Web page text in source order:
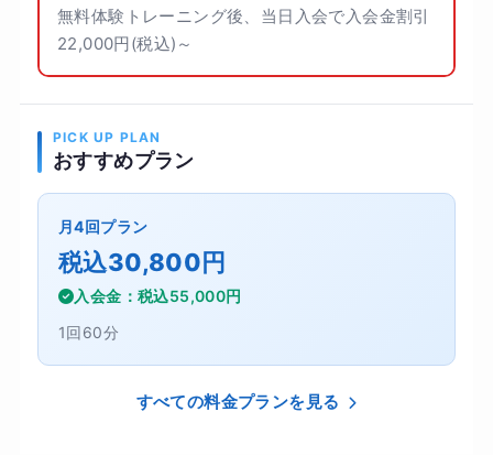
無料体験トレーニング後、当日入会で入会金割引
22,000円(税込)～
PICK UP PLAN
おすすめプラン
月4回プラン
税込30,800円
入会金：税込55,000円
1回60分
すべての料金プランを見る